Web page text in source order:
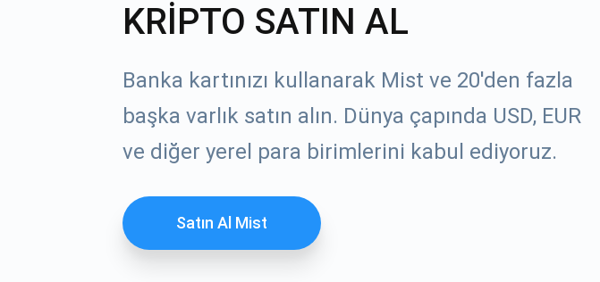
KRİPTO SATIN AL
Banka kartınızı kullanarak Mist ve 20'den fazla
başka varlık satın alın. Dünya çapında USD, EUR
ve diğer yerel para birimlerini kabul ediyoruz.
Satın Al Mist